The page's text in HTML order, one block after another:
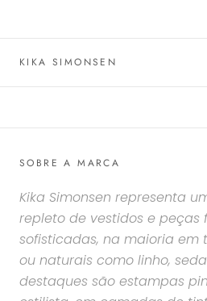
KIKA SIMONSEN
SOBRE A MARCA
Kika Simonsen representa
repleto de vestidos e peças
sofisticadas, na maioria em
ou naturais como linho,
destaques são estampas